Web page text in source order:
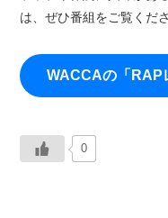
は、ぜひ番組をご覧くだ
WACCAの「RAP
0